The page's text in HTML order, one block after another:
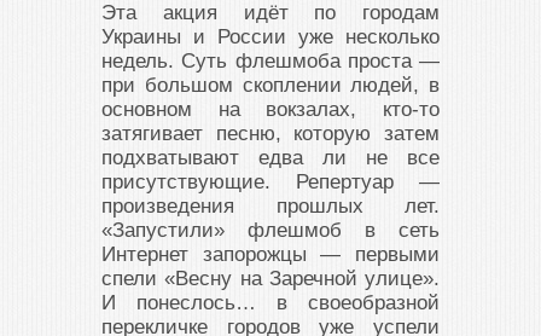
Эта акция идёт по городам
Украины и России уже несколько
недель. Суть флешмоба проста —
при большом скоплении людей, в
основном на вокзалах, кто-то
затягивает песню, которую затем
подхватывают едва ли не все
присутствующие. Репертуар —
произведения прошлых лет.
«Запустили» флешмоб в сеть
Интернет запорожцы — первыми
спели «Весну на Заречной улице».
И понеслось… в своеобразной
перекличке городов уже успели